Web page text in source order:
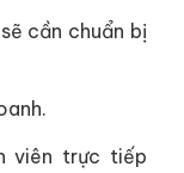
cần chuẩn bị
viên trực tiếp